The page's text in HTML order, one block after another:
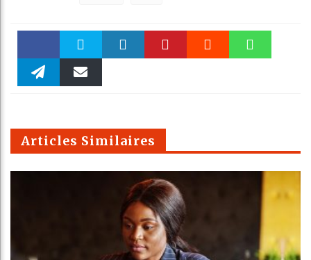
Faceboo Twitter
m
Articles Similaires